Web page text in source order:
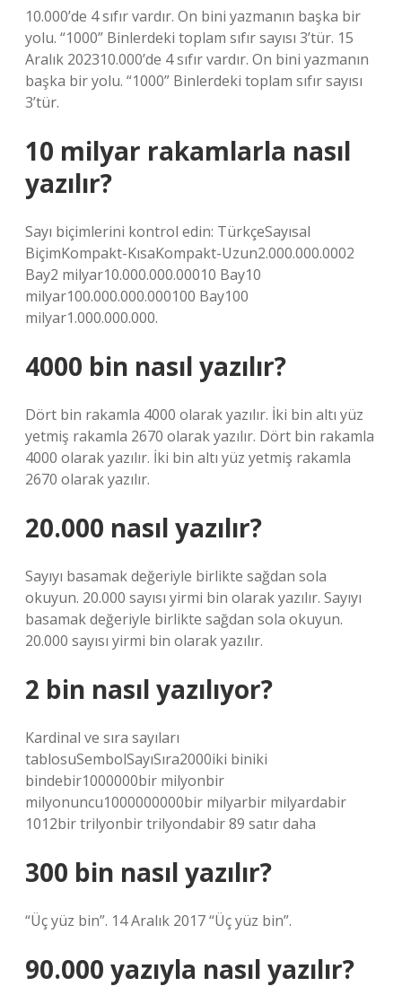
10.000’de 4 sıfır vardır. On bini yazmanın başka bir
yolu. “1000” Binlerdeki toplam sıfır sayısı 3’tür. 15
Aralık 202310.000’de 4 sıfır vardır. On bini yazmanın
başka bir yolu. “1000” Binlerdeki toplam sıfır sayısı
3’tür.
10 milyar rakamlarla nasıl
yazılır?
Sayı biçimlerini kontrol edin: TürkçeSayısal
BiçimKompakt-KısaKompakt-Uzun2.000.000.0002
Bay2 milyar10.000.000.00010 Bay10
milyar100.000.000.000100 Bay100
milyar1.000.000.000.
4000 bin nasıl yazılır?
Dört bin rakamla 4000 olarak yazılır. İki bin altı yüz
yetmiş rakamla 2670 olarak yazılır. Dört bin rakamla
4000 olarak yazılır. İki bin altı yüz yetmiş rakamla
2670 olarak yazılır.
20.000 nasıl yazılır?
Sayıyı basamak değeriyle birlikte sağdan sola
okuyun. 20.000 sayısı yirmi bin olarak yazılır. Sayıyı
basamak değeriyle birlikte sağdan sola okuyun.
20.000 sayısı yirmi bin olarak yazılır.
2 bin nasıl yazılıyor?
Kardinal ve sıra sayıları
tablosuSembolSayıSıra2000iki biniki
bindebir1000000bir milyonbir
milyonuncu1000000000bir milyarbir milyardabir
1012bir trilyonbir trilyondabir 89 satır daha
300 bin nasıl yazılır?
“Üç yüz bin”. 14 Aralık 2017 “Üç yüz bin”.
90.000 yazıyla nasıl yazılır?